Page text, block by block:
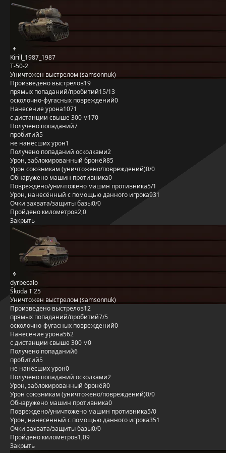
Kirill_1987_1987
Т-50-2
Уничтожен выстрелом (samsonnuk)
Произведено выстрелов19
прямых попаданий/пробитий15/13
осколочно-фугасных повреждений0
Нанесение урона1071
с дистанции свыше 300 м170
Получено попаданий7
пробитий5
не нанёсших урон1
Получено попаданий осколками2
Урон, заблокированный бронёй85
Урон союзникам (уничтожено/повреждений)0/0
Обнаружено машин противника0
Повреждено/уничтожено машин противника5/1
Урон, нанесённый с помощью данного игрока931
Очки захвата/защиты базы0/0
Пройдено километров2,0
Закрыть
dyrbecalo
Škoda T 25
Уничтожен выстрелом (samsonnuk)
Произведено выстрелов12
прямых попаданий/пробитий7/5
осколочно-фугасных повреждений0
Нанесение урона562
с дистанции свыше 300 м0
Получено попаданий6
пробитий5
не нанёсших урон0
Получено попаданий осколками2
Урон, заблокированный бронёй0
Урон союзникам (уничтожено/повреждений)0/0
Обнаружено машин противника0
Повреждено/уничтожено машин противника5/0
Урон, нанесённый с помощью данного игрока351
Очки захвата/защиты базы0/0
Пройдено километров1,09
Закрыть